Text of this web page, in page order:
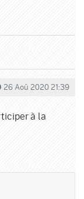
26 Aoû 2020 21:39
à la